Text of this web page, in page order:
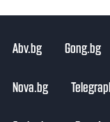
Abv.bg Gong.bg
Nova.bg